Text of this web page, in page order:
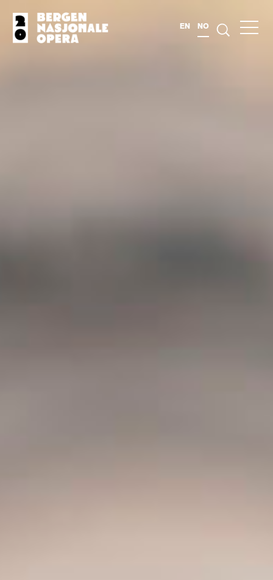
EN NO